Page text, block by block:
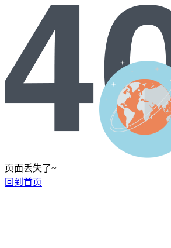
页面丢失了~
回到首页